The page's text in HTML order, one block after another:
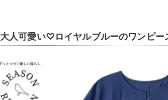
大人可愛い♡ロイヤルブルーのワンピー